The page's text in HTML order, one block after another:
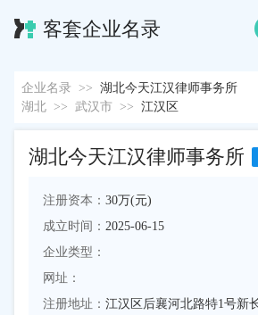
客套企业名录
企业名录 >> 湖北今天江汉律师事务所
湖北 >> 武汉市 >> 江汉区
湖北今天江汉律师事务所
注册资本： 30万(元)
成立时间： 2025-06-15
企业类型：
网址：
注册地址： 江汉区后襄河北路特1号新